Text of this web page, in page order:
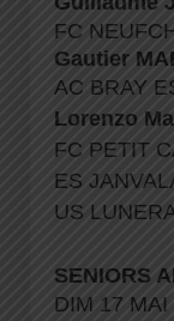
FC
Gautier
AC BRAY
Lorenzo
FC PETIT
ES
US
SENIORS
DIM 17